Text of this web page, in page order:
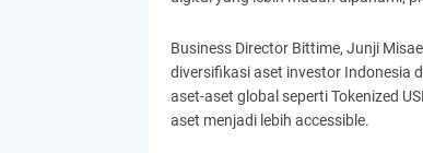
Business Director Bittime, Junji
diversifikasi aset investor Indonesia
aset-aset global seperti Tokenized
aset menjadi lebih accessible.